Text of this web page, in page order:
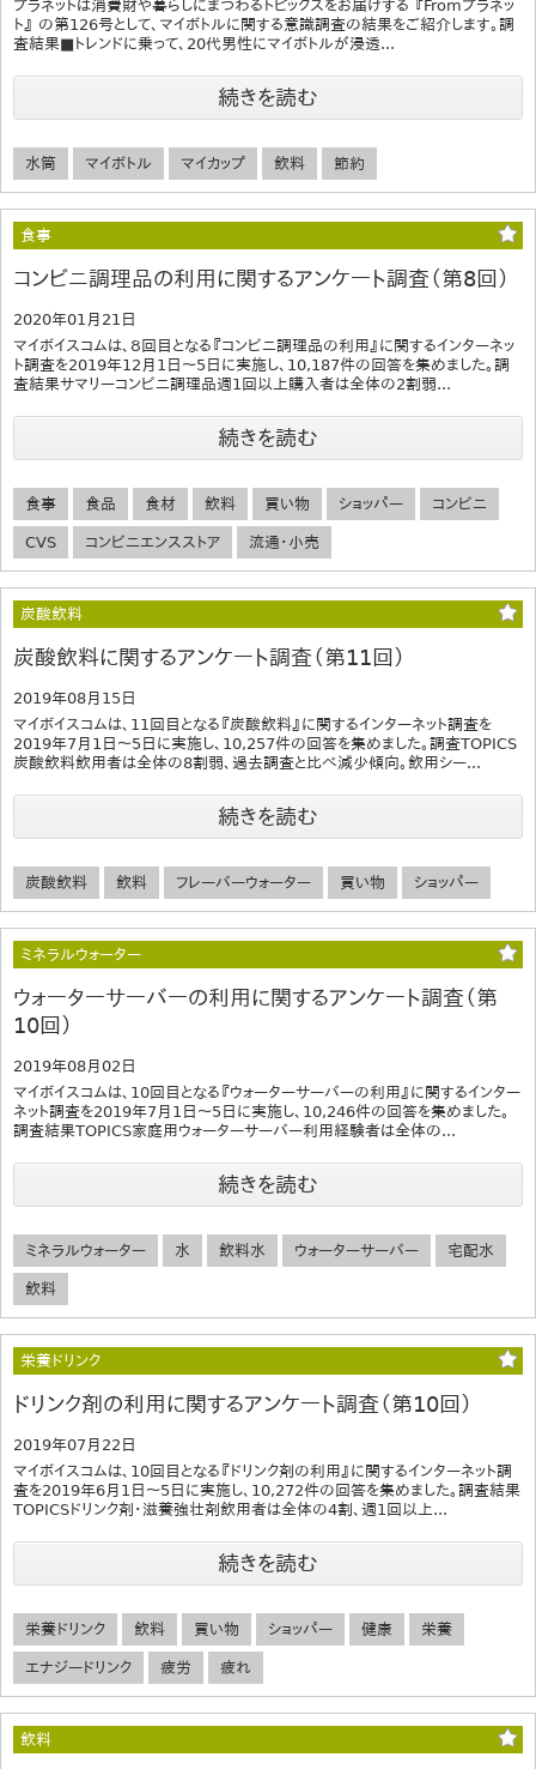
プラネットは消費財や暮らしにまつわるトピックスをお届けする 『Fromプラネッ
ト』 の第126号として、マイボトルに関する意識調査の結果をご紹介します。調
査結果■トレンドに乗って、20代男性にマイボトルが浸透...
続きを読む
水筒 マイボトル マイカップ 飲料 節約
食事
コンビニ調理品の利用に関するアンケート調査（第8回）
2020年01月21日
マイボイスコムは、８回目となる『コンビニ調理品の利用』に関するインターネッ
ト調査を2019年12月1日～5日に実施し、10,187件の回答を集めました。調
査結果サマリーコンビニ調理品週1回以上購入者は全体の2割弱...
続きを読む
食事 食品 食材 飲料 買い物 ショッパー コンビニ
CVS コンビニエンスストア 流通・小売
炭酸飲料
炭酸飲料に関するアンケート調査（第11回）
2019年08月15日
マイボイスコムは、11回目となる『炭酸飲料』に関するインターネット調査を
2019年7月1日～5日に実施し、10,257件の回答を集めました。調査TOPICS
炭酸飲料飲用者は全体の8割弱、過去調査と比べ減少傾向。飲用シー...
続きを読む
炭酸飲料 飲料 フレーバーウォーター 買い物 ショッパー
ミネラルウォーター
ウォーターサーバーの利用に関するアンケート調査（第
10回）
2019年08月02日
マイボイスコムは、10回目となる『ウォーターサーバーの利用』に関するインター
ネット調査を2019年7月1日～5日に実施し、10,246件の回答を集めました。
調査結果TOPICS家庭用ウォーターサーバー利用経験者は全体の...
続きを読む
ミネラルウォーター 水 飲料水 ウォーターサーバー 宅配水
飲料
栄養ドリンク
ドリンク剤の利用に関するアンケート調査（第10回）
2019年07月22日
マイボイスコムは、10回目となる『ドリンク剤の利用』に関するインターネット調
査を2019年6月1日～5日に実施し、10,272件の回答を集めました。調査結果
TOPICSドリンク剤・滋養強壮剤飲用者は全体の4割、週1回以上...
続きを読む
栄養ドリンク 飲料 買い物 ショッパー 健康 栄養
エナジードリンク 疲労 疲れ
飲料